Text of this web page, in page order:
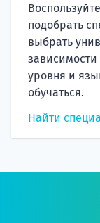
подобрать
выбрать
зависимости
уровня и
обучаться.
Найти